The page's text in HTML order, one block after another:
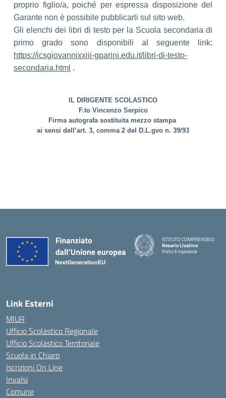
proprio figlio/a, poiché per espressa disposizione del
Garante non è possibile pubblicarli sul sito web.
Gli elenchi dei libri di testo per la Scuola secondaria di
primo grado sono disponibili al seguente link:
https://icsgiovannixxiii-gparini.edu.it/libri-di-testo-
secondaria.html .
IL DIRIGENTE SCOLASTICO
F.to Vincenzo Serpico
Firma autografa sostituita mezzo stampa
ai sensi dell’art. 3, comma 2 del D.L.gvo n. 39/93
ISTITUTO COMPRENSIVO
Rosario Livatino
Porto Empedocle
Link Esterni
MIUR
Ufficio Scolastico Regionale
Ufficio Scolastico Territoriale
Scuola in Chiaro
Iscrizioni On Line
Invalsi
Comune